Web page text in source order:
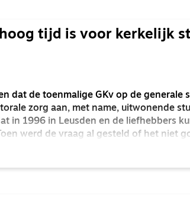
tijd is voor kerkelijk
dat de toenmalige GKv op de generale
zorg aan, met name, uitwonende
in 1996 in Leusden en de liefhebbers
werd de vraag al gesteld of het niet
worden aangesteld in